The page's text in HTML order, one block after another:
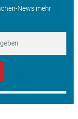
News mehr